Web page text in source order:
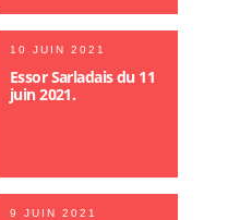
10 JUIN 2021
Essor Sarladais du 11
juin 2021.
9 JUIN 2021